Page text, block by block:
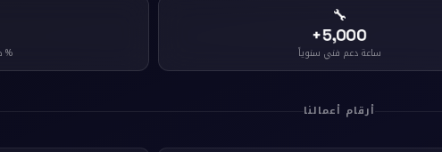
🔧
5,000+
ساعة دعم فني سنوياً %
أرقام أعمالنا